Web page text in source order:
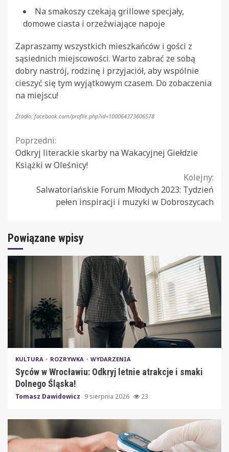
Na smakoszy czekają grillowe specjały,
domowe ciasta i orzeźwiające napoje
Zapraszamy wszystkich mieszkańców i gości z
sąsiednich miejscowości. Warto zabrać ze sobą
dobry nastrój, rodzinę i przyjaciół, aby wspólnie
cieszyć się tym wyjątkowym czasem. Do zobaczenia
na miejscu!
Źródło: facebook.com/profile.php?id=100064373606578
Continue
Reading
Poprzedni:
Odkryj literackie skarby na Wakacyjnej Giełdzie
Książki w Oleśnicy!
Kolejny:
Salwatoriańskie Forum Młodych 2023: Tydzień
pełen inspiracji i muzyki w Dobroszycach
Powiązane wpisy
KULTURA ROZRYWKA WYDARZENIA
Syców w Wrocławiu: Odkryj letnie atrakcje i smaki
Dolnego Śląska!
Tomasz Dawidowicz 9 sierpnia 2026 23